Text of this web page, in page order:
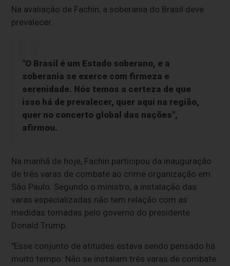
Na avaliação de Fachin, a soberania do Brasil deve
prevalecer.
"O Brasil é um Estado soberano, e a
soberania se exerce com firmeza e
serenidade. Nós temos a certeza de que
isso há de prevalecer, quer aqui na região,
quer no concerto global das nações",
afirmou.
Na manhã de hoje, Fachin participou da inauguração
de três varas de combate ao crime organização em
São Paulo. Segundo o ministro, a instalação das
varas especializadas não tem relação com as
medidas tomadas pelo governo do presidente
Donald Trump.
"Esse conjunto de atitudes estava sendo pensado há
muito tempo. Não se instalam três varas de combate